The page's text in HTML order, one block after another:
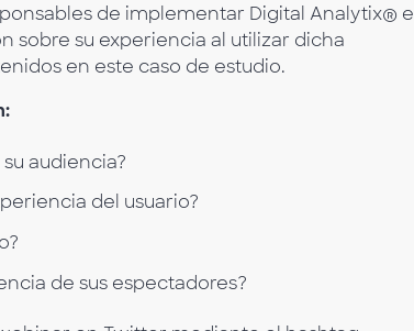
de implementar Digital Analytix®
sobre su experiencia al utilizar dicha
en este caso de estudio.
audiencia?
del usuario?
de sus espectadores?